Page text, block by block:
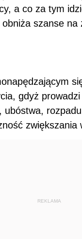
a co za tym
szanse na
gdyż
zwiększania
REKLAMA